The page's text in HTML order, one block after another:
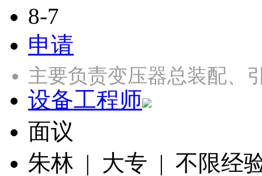
8-7
申请
主要负责变压器总装配
设备工程师
面议
朱林 | 大专 | 不限经